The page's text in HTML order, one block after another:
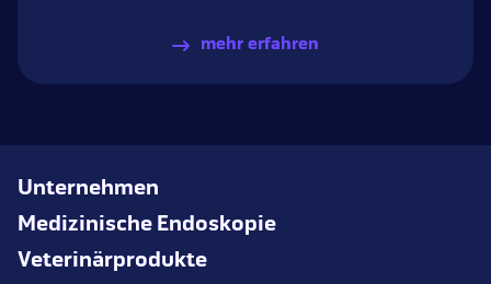
mehr erfahren
Unternehmen
Medizinische Endoskopie
Veterinärprodukte